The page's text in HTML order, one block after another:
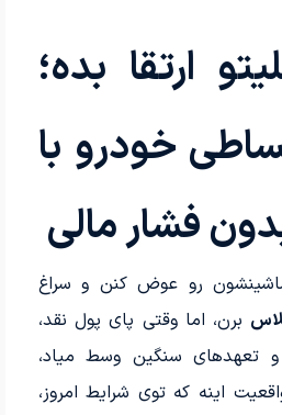
ارتقا بده؛
خودرو با
فشار مالی
رو عوض کنن و سراغ
برن، اما وقتی پای پول نقد،
تعهدهای سنگین وسط میاد،
اینه که توی شرایط امروز،